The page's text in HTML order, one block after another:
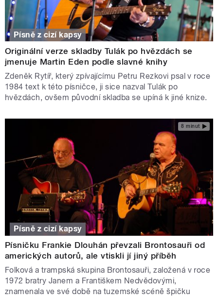
Písně z cizí kapsy
Originální verze skladby Tulák po hvězdách se
jmenuje Martin Eden podle slavné knihy
Zdeněk Rytíř, který zpívajícímu Petru Rezkovi psal v roce
1984 text k této písničce, ji sice nazval Tulák po
hvězdách, ovšem původní skladba se upíná k jiné knize.
8 minut
Písně z cizí kapsy
Písničku Frankie Dlouhán převzali Brontosauři od
amerických autorů, ale vtiskli jí jiný příběh
Folková a trampská skupina Brontosauři, založená v roce
1972 bratry Janem a Františkem Nedvědovými,
znamenala ve své době na tuzemské scéně špičku